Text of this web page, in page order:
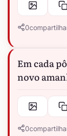
0
Em cada
novo
0